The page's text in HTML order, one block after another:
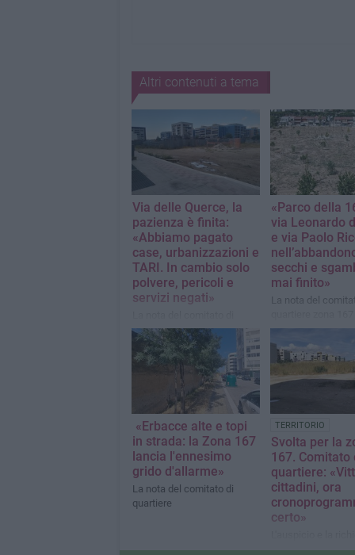
Altri contenuti a tema
Via delle Querce, la
pazienza è finita:
«Abbiamo pagato
case, urbanizzazioni e
TARI. In cambio solo
polvere, pericoli e
servizi negati»
quartiere zona 167
«Parco della
via Leonardo
e via Paolo
secchi e
mai finito»
La nota del
«Erbacce alte e topi
in strada: la Zona 167
lancia l'ennesimo
grido d'allarme»
La nota del comitato di
quartiere
TERRITORIO
Svolta per la
167. Comitato
quartiere:
cittadini, ora
certo»
L'auspicio e la
comitato contro il